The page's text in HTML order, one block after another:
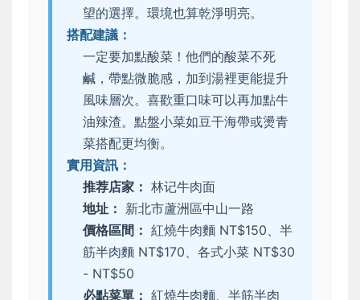
望的選擇。環境也算乾淨明亮。
搭配建議：
一定要加點酸菜！他們的酸菜不死
鹹，帶點微脆感，加到湯裡更能提升
風味層次。喜歡重口味可以再加點牛
油辣渣。點盤小菜如豆干海帶或燙青
菜搭配更均衡。
實用資訊：
推荐店家： 林记牛肉面
地址： 新北市蘆洲區中山一路
價格區間： 紅燒牛肉麵 NT$150、半
筋半肉麵 NT$170、各式小菜 NT$30
- NT$50
必點菜單： 紅燒牛肉麵、半筋半肉